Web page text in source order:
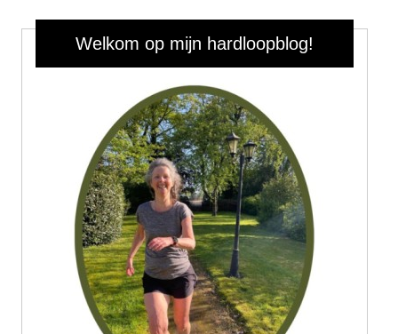
Welkom op mijn hardloopblog!